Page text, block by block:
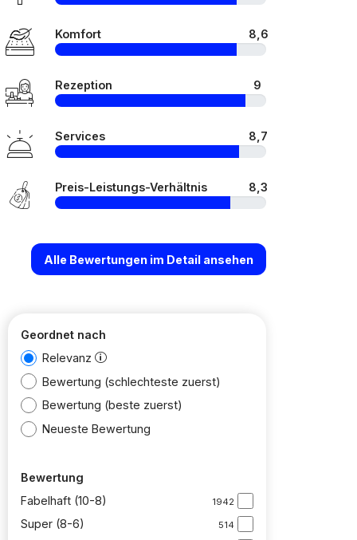
Komfort 8,6
Rezeption 9
Services 8,7
Preis-Leistungs-Verhältnis 8,3
Alle Bewertungen im Detail ansehen
Geordnet nach
Relevanz
Bewertung (schlechteste zuerst)
Bewertung (beste zuerst)
Neueste Bewertung
Bewertung
Fabelhaft (10-8)
1942
Super (8-6) 514